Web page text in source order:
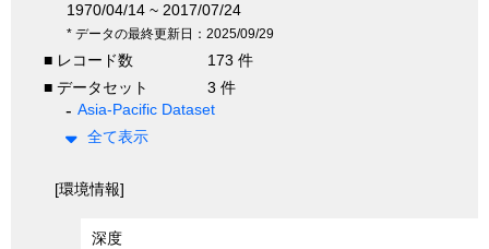
1970/04/14 ~ 2017/07/24
* データの最終更新日：2025/09/29
■ レコード数
173 件
■ データセット
3 件
Asia-Pacific Dataset
全て表示
[環境情報]
深度